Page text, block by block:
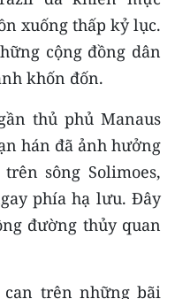
xuống thấp kỷ lục.
cộng đồng dân
khốn đốn.
thủ phủ Manaus
hán đã ảnh hưởng
sông Solimoes,
phía hạ lưu. Đây
đường thủy quan
cạn trên những bãi